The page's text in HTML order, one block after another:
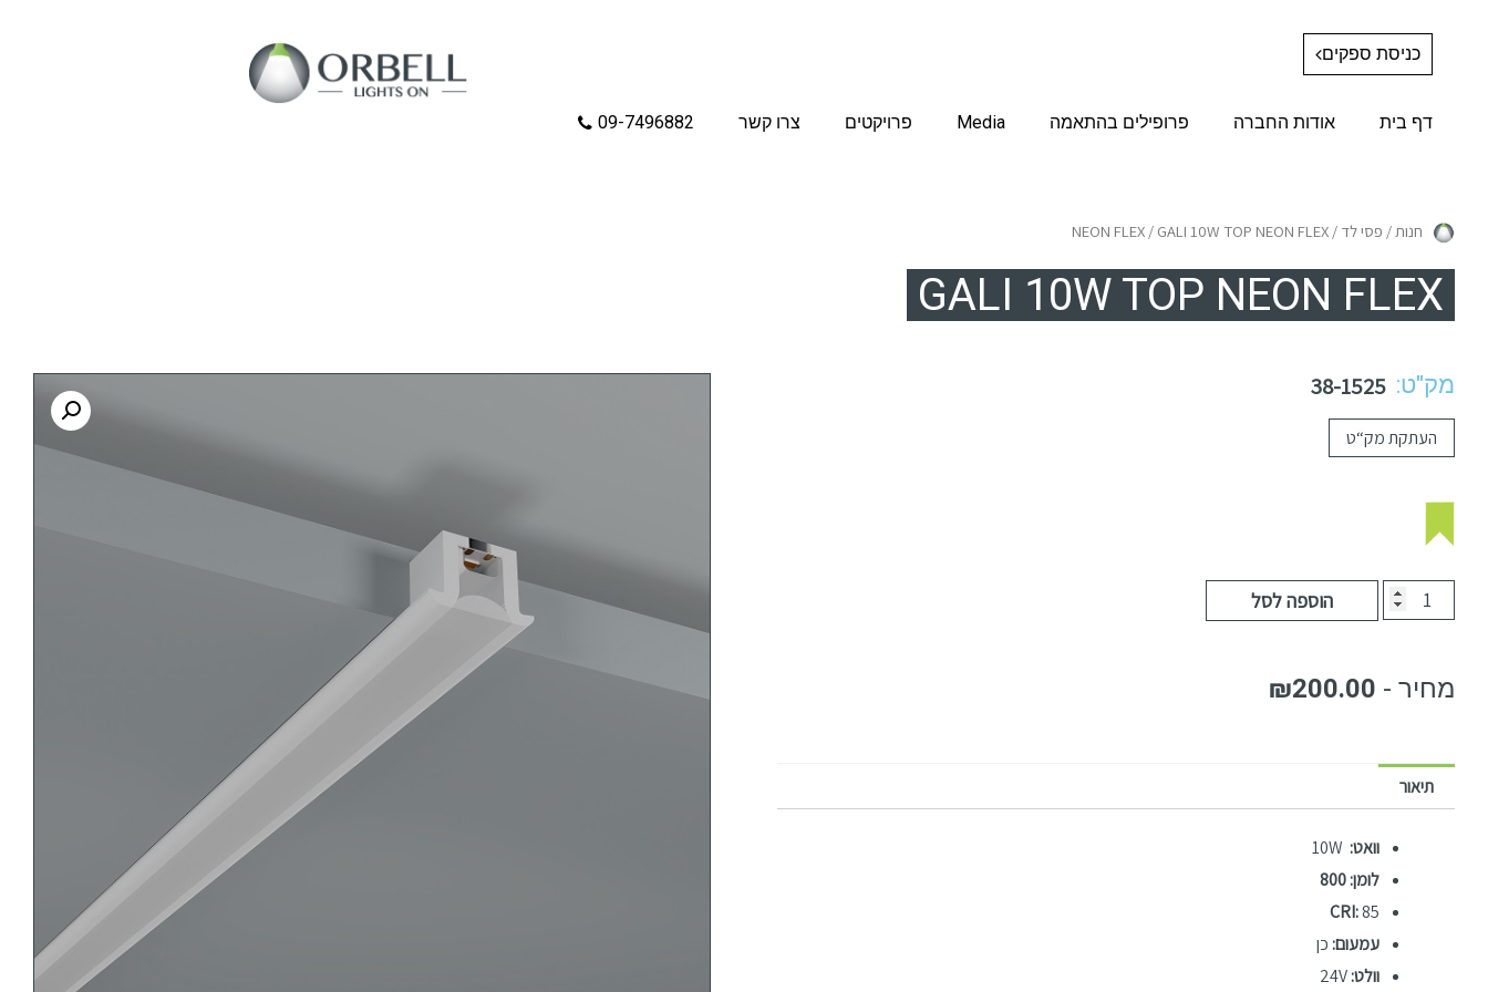
כניסת ספקים
דף בית אודות החברה פרופילים בהתאמה Media פרויקטים צרו קשר 09-7496882
חנות/ פסי לד /
NEON FLEX/ GALI 10W TOP NEON FLEX
GALI 10W TOP NEON FLEX
מק"ט: 38-1525
העתקת מק“ט
הוספה לסל
₪200.00
תיאור
וואט:
לומן: 800
CRI:85
עמעום: כן
וולט:24V